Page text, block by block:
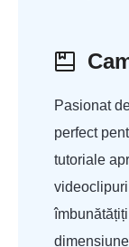
Pasionat
perfect
tutoriale